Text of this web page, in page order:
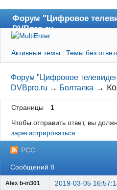
Форум "Цифровое
DVBpro.ru
Форум
Сайт DVBpro.ru
Поиск
Регистрация
Вход
Активные темы Темы без
Форум "Цифровое
DVBpro.ru → Болталка →
Страницы
1
Чтобы отправить ответ, вы
зарегистрироваться
РСС
Сообщений 8
Alex b-in301 2019-03-05